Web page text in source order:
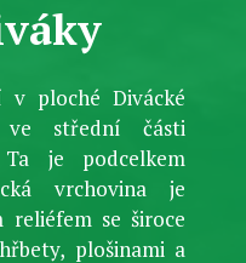
v ploché Divácké
střední části
Ta je podcelkem
vrchovina je
reliéfem se široce
plošinami a